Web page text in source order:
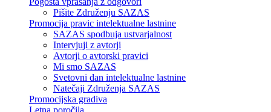
Pišite Združenju SAZAS
Promocija pravic intelektualne lastnine
SAZAS spodbuja ustvarjalnost
Intervjuji z avtorji
Avtorji o avtorski pravici
Mi smo SAZAS
Svetovni dan intelektualne lastnine
Natečaji Združenja SAZAS
Promocijska gradiva
Letna poročila